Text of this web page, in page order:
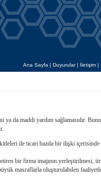
Ana Sayfa | Duyurular| İletişim |
da maddi yardım sağlamasıdır.
ile ticari bazda bir ilişki
bir firma imajının yerleştirilmesi,
masraflarla oluşturulabilen